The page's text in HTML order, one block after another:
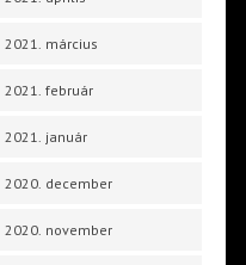
2021. március
2021. február
2021. január
2020. december
2020. november